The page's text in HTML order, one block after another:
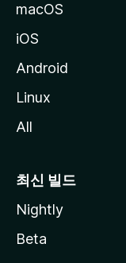
macOS
iOS
Android
Linux
All
최신 빌드
Nightly
Beta